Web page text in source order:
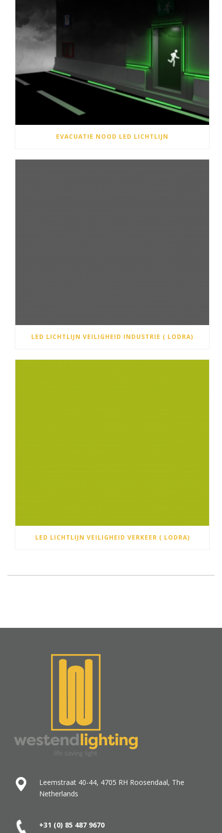
EVACUATIE NOOD LED LICHTLIJN
LED LICHTLIJN VEILIGHEID INDUSTRIE ( LODRA)
LED LICHTLIJN VEILIGHEID VERKEER ( LODRA)
Leemstraat 40-44, 4705 RH Roosendaal, The
Netherlands
+31 (0) 85 487 9670